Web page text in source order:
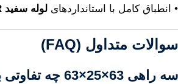
• انطباق کامل با استانداردهای لوله سفید PPR
سوالات متداول (FAQ)
سه راهی 63×25×63